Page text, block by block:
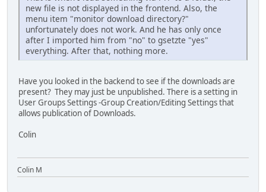
new file is not displayed in the frontend. Also, the
menu item "monitor download directory?"
unfortunately does not work. And he has only once
after I imported him from "no" to gsetzte "yes"
everything. After that, nothing more.
Have you looked in the backend to see if the downloads are
present? They may just be unpublished. There is a setting in
User Groups Settings -Group Creation/Editing Settings that
allows publication of Downloads.
Colin
Colin M